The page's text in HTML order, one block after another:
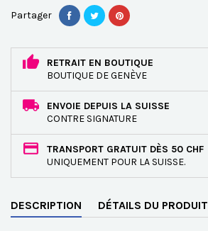
Partager
RETRAIT EN BOUTIQUE
BOUTIQUE DE GENÈVE
ENVOIE DEPUIS LA SUISSE
CONTRE SIGNATURE
TRANSPORT GRATUIT DÈS 50 CHF
UNIQUEMENT POUR LA SUISSE.
DESCRIPTION DÉTAILS DU PRODUIT